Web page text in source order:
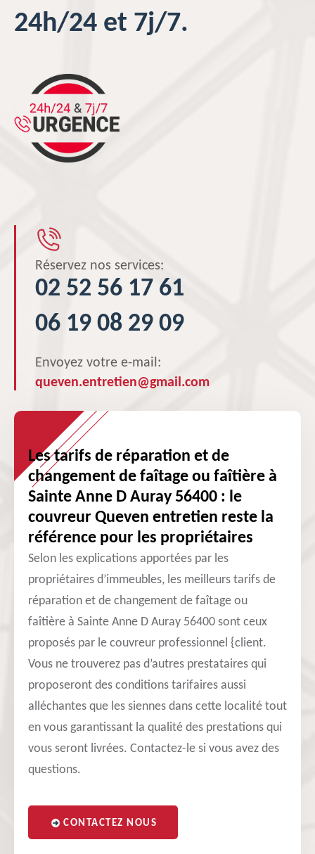
24h/24 et 7j/7.
Réservez nos services:
02 52 56 17 61
06 19 08 29 09
Envoyez votre e-mail:
queven.entretien@gmail.com
Les tarifs de réparation et de
changement de faîtage ou faîtière à
Sainte Anne D Auray 56400 : le
couvreur Queven entretien reste la
référence pour les propriétaires
Selon les explications apportées par les
propriétaires d’immeubles, les meilleurs tarifs de
réparation et de changement de faîtage ou
faîtière à Sainte Anne D Auray 56400 sont ceux
proposés par le couvreur professionnel {client.
Vous ne trouverez pas d’autres prestataires qui
proposeront des conditions tarifaires aussi
alléchantes que les siennes dans cette localité tout
en vous garantissant la qualité des prestations qui
vous seront livrées. Contactez-le si vous avez des
questions.
CONTACTEZ NOUS